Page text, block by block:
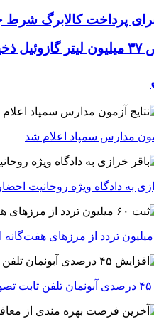
پرداخت کالابرگ
گیلان
مدارس سمپاد اعلام شد
به دادگاه ویژه روحانیت